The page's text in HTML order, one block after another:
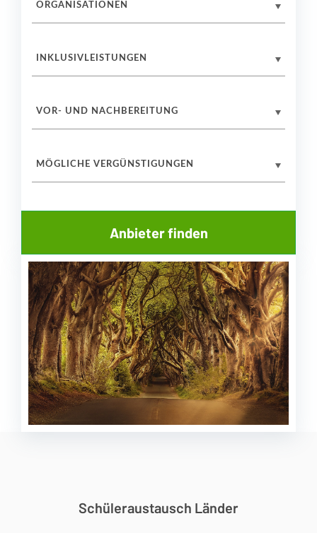
ORGANISATIONEN
INKLUSIVLEISTUNGEN
VOR- UND NACHBEREITUNG
MÖGLICHE VERGÜNSTIGUNGEN
Schüleraustausch Länder